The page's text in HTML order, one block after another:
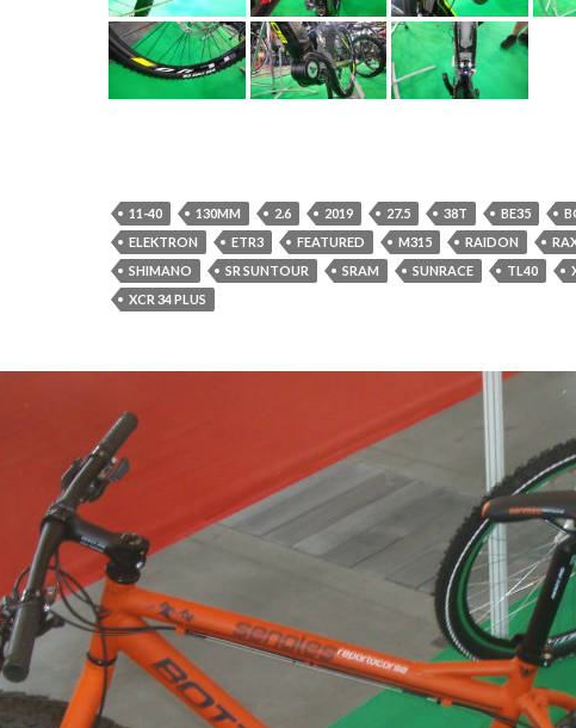
11-40 130MM 2.6 2019 27.5 38T BE35
ELEKTRON
ETR3 FEATURED M315 RAIDON
SHIMANO
SR SUNTOUR SRAM SUNRACE TL40
XCR 34 PLUS